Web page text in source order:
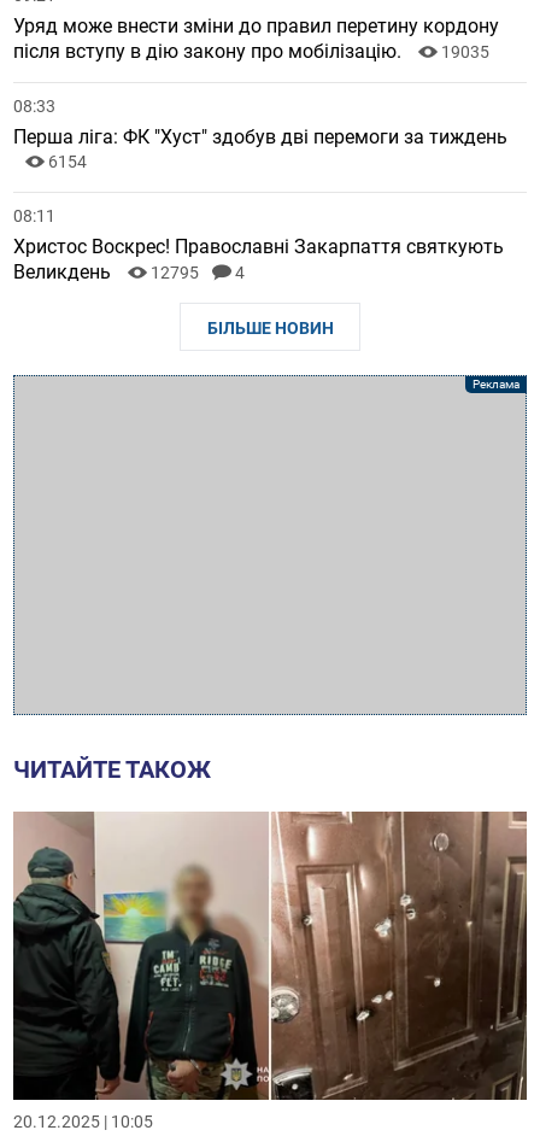
Уряд може внести зміни до правил перетину кордону
після вступу в дію закону про мобілізацію.
19035
08:33
Перша ліга: ФК "Хуст" здобув дві перемоги за тиждень
6154
08:11
Христос Воскрес! Православні Закарпаття святкують
Великдень
12795 4
БІЛЬШЕ НОВИН
ЧИТАЙТЕ ТАКОЖ
20.12.2025 | 10:05